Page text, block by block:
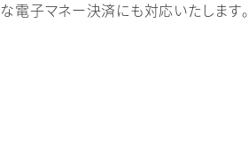
電子マネー決済にも対応いたします。